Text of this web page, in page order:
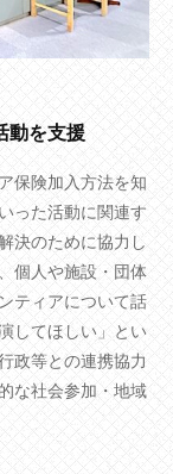
動を支援
保険加入方法を知
った活動に関連す
決のために協力し
個人や施設・団体
ティアについて話
してほしい」とい
政等との連携協力
な社会参加・地域